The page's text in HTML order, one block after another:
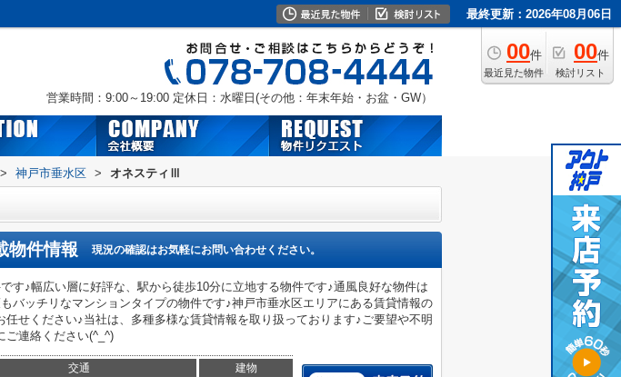
最終更新：2026年08月06日
00件
最近見た物件
00件
検討リスト
営業時間：9:00～19:00 定休日：水曜日(その他：年末年始・お盆・GW）
> 神戸市垂水区 > オネスティⅢ
物件情報 現況の確認はお気軽にお問い合わせください。
す♪幅広い層に好評な、駅から徒歩10分に立地する物件です♪通風良好な物件は
バッチリなマンションタイプの物件です♪神戸市垂水区エリアにある賃貸情報の
せください♪当社は、多種多様な賃貸情報を取り扱っております♪ご要望や不明
ご連絡ください(^_^)
交通 建物